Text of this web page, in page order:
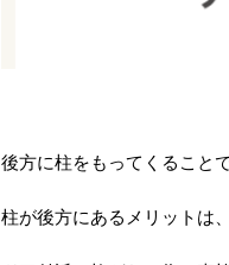
後方に柱をもってくること
柱が後方にあるメリットは